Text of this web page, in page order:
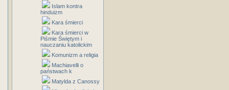
Islam kontra
hinduizm
Kara śmierci
Kara śmierci w
Piśmie Świętym i
nauczaniu katolickim
Komunizm a religia
Machiavelli o
państwach k
Matylda z Canossy